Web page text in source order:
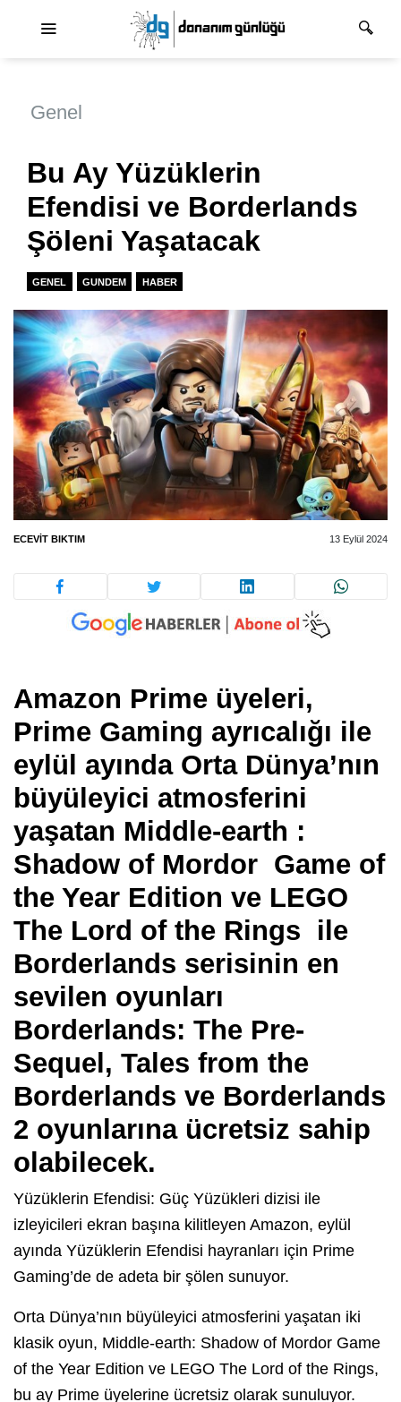
Genel
Bu Ay Yüzüklerin
Efendisi ve Borderlands
Şöleni Yaşatacak
GENEL GUNDEM HABER
ECEVIT BIKTIM 13 Eylül 2024
Amazon Prime üyeleri,
Prime Gaming ayrıcalığı ile
eylül ayında Orta Dünya’nın
büyüleyici atmosferini
yaşatan Middle-earth :
Shadow of Mordor Game of
the Year Edition ve LEGO
The Lord of the Rings ile
Borderlands serisinin en
sevilen oyunları
Borderlands: The Pre-
Sequel, Tales from the
Borderlands ve Borderlands
2 oyunlarına ücretsiz sahip
olabilecek.
Yüzüklerin Efendisi: Güç Yüzükleri dizisi ile
izleyicileri ekran başına kilitleyen Amazon, eylül
ayında Yüzüklerin Efendisi hayranları için Prime
Gaming’de de adeta bir şölen sunuyor.
Orta Dünya’nın büyüleyici atmosferini yaşatan iki
klasik oyun, Middle-earth: Shadow of Mordor Game
of the Year Edition ve LEGO The Lord of the Rings,
bu ay Prime üyelerine ücretsiz olarak sunuluyor.